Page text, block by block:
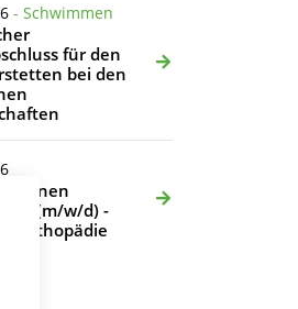
- Schwimmen
für den
bei den
einen
(m/w/d) -
Orthopädie